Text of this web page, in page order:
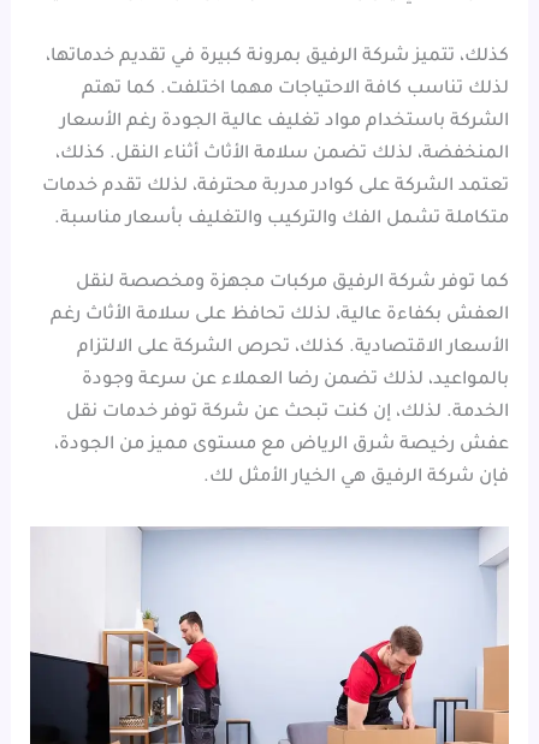
كذلك، تتميز شركة الرفيق بمرونة كبيرة في تقديم خدماتها،
لذلك تناسب كافة الاحتياجات مهما اختلفت. كما تهتم
الشركة باستخدام مواد تغليف عالية الجودة رغم الأسعار
المنخفضة، لذلك تضمن سلامة الأثاث أثناء النقل. كذلك،
تعتمد الشركة على كوادر مدربة محترفة، لذلك تقدم خدمات
متكاملة تشمل الفك والتركيب والتغليف بأسعار مناسبة.
كما توفر شركة الرفيق مركبات مجهزة ومخصصة لنقل
العفش بكفاءة عالية، لذلك تحافظ على سلامة الأثاث رغم
الأسعار الاقتصادية. كذلك، تحرص الشركة على الالتزام
بالمواعيد، لذلك تضمن رضا العملاء عن سرعة وجودة
الخدمة. لذلك، إن كنت تبحث عن شركة توفر خدمات نقل
عفش رخيصة شرق الرياض مع مستوى مميز من الجودة،
فإن شركة الرفيق هي الخيار الأمثل لك.